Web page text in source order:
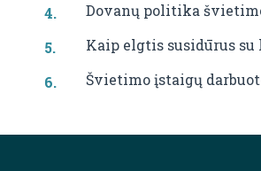
Dovanų politika
Kaip elgtis susidūrus su
Švietimo įstaigų